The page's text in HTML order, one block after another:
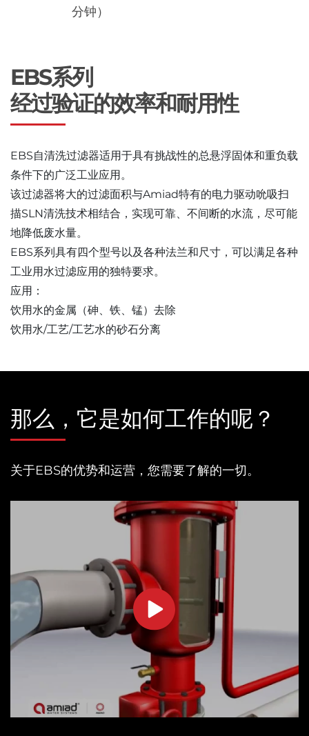
分钟）
EBS系列
经过验证的效率和耐用性
EBS自清洗过滤器适用于具有挑战性的总悬浮固体和重负载
条件下的广泛工业应用。
该过滤器将大的过滤面积与Amiad特有的电力驱动吮吸扫
描SLN清洗技术相结合，实现可靠、不间断的水流，尽可能
地降低废水量。
EBS系列具有四个型号以及各种法兰和尺寸，可以满足各种
工业用水过滤应用的独特要求。
应用：
饮用水的金属（砷、铁、锰）去除
饮用水/工艺/工艺水的砂石分离
那么，它是如何工作的呢？
关于EBS的优势和运营，您需要了解的一切。